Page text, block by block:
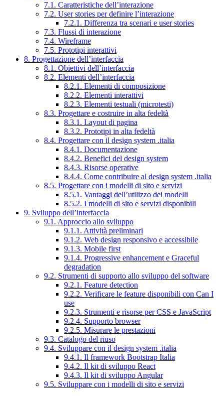
7.1. Caratteristiche dell’interazione
7.2. User stories per definire l’interazione
7.2.1. Differenza tra scenari e user stories
7.3. Flussi di interazione
7.4. Wireframe
7.5. Prototipi interattivi
8. Progettazione dell’interfaccia
8.1. Obiettivi dell’interfaccia
8.2. Elementi dell’interfaccia
8.2.1. Elementi di composizione
8.2.2. Elementi interattivi
8.2.3. Elementi testuali (microtesti)
8.3. Progettare e costruire in alta fedeltà
8.3.1. Layout di pagina
8.3.2. Prototipi in alta fedeltà
8.4. Progettare con il design system .italia
8.4.1. Documentazione
8.4.2. Benefici del design system
8.4.3. Risorse operative
8.4.4. Come contribuire al design system .italia
8.5. Progettare con i modelli di sito e servizi
8.5.1. Vantaggi dell’utilizzo dei modelli
8.5.2. I modelli di sito e servizi disponibili
9. Sviluppo dell’interfaccia
9.1. Approccio allo sviluppo
9.1.1. Attività preliminari
9.1.2. Web design responsivo e accessibile
9.1.3. Mobile first
9.1.4. Progressive enhancement e Graceful
degradation
9.2. Strumenti di supporto allo sviluppo del software
9.2.1. Feature detection
9.2.2. Verificare le feature disponibili con Can I
use
9.2.3. Strumenti e risorse per CSS e JavaScript
9.2.4. Supporto browser
9.2.5. Misurare le prestazioni
9.3. Catalogo del riuso
9.4. Sviluppare con il design system .italia
9.4.1. Il framework Bootstrap Italia
9.4.2. Il kit di sviluppo React
9.4.3. Il kit di sviluppo Angular
9.5. Sviluppare con i modelli di sito e servizi